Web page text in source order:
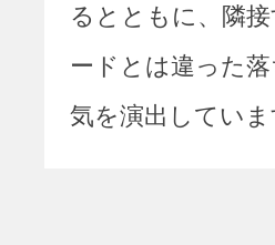
るとともに、隣
ードとは違った
気を演出していま